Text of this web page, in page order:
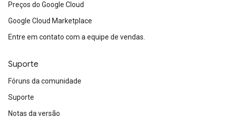
Preços do Google Cloud
Google Cloud Marketplace
Entre em contato com a equipe de vendas.
Suporte
Fóruns da comunidade
Suporte
Notas da versão